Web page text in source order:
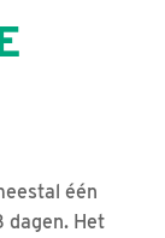
één
dagen. Het